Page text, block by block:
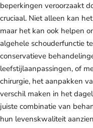
beperkingen veroorzaakt
cruciaal. Niet alleen kan
maar het kan ook helpen
algehele schouderfunctie
conservatieve
leefstijlaanpassingen, of
chirurgie, het aanpakken
verschil maken in het
juiste combinatie van
hun levenskwaliteit